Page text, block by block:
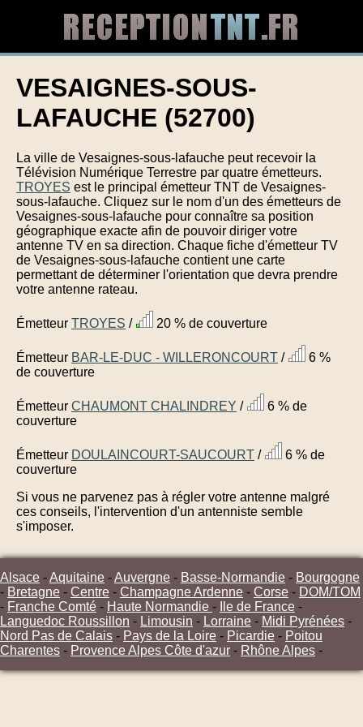
VESAIGNES-SOUS-
LAFAUCHE (52700)
La ville de Vesaignes-sous-lafauche peut recevoir la
Télévision Numérique Terrestre par quatre émetteurs.
TROYES est le principal émetteur TNT de Vesaignes-
sous-lafauche. Cliquez sur le nom d'un des émetteurs de
Vesaignes-sous-lafauche pour connaître sa position
géographique exacte afin de pouvoir diriger votre
antenne TV en sa direction. Chaque fiche d'émetteur TV
de Vesaignes-sous-lafauche contient une carte
permettant de déterminer l'orientation que devra prendre
votre antenne rateau.
Émetteur TROYES / 20 % de couverture
Émetteur BAR-LE-DUC - WILLERONCOURT /
6 %
de couverture
Émetteur CHAUMONT CHALINDREY /
6 % de
couverture
Émetteur DOULAINCOURT-SAUCOURT /
6 % de
couverture
Si vous ne parvenez pas à régler votre antenne malgré
ces conseils, l'intervention d'un antenniste semble
s'imposer.
Alsace -Aquitaine -Auvergne - Basse-Normandie - Bourgogne
- Bretagne - Centre - Champagne Ardenne - Corse - DOM/TOM
- Franche Comté - Haute Normandie - Ile de France -
Languedoc Roussillon - Limousin - Lorraine - Midi Pyrénées -
Nord Pas de Calais - Pays de la Loire - Picardie - Poitou
Charentes - Provence Alpes Côte d'azur - Rhône Alpes -